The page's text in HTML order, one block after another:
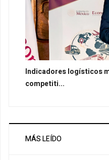
Indicadores logísticos
competiti...
MÁS LEÍDO